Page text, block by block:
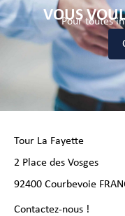
VOUS
Pour toutes
Tour La Fayette
2 Place des Vosges
92400 Courbevoie
Contactez-nous !